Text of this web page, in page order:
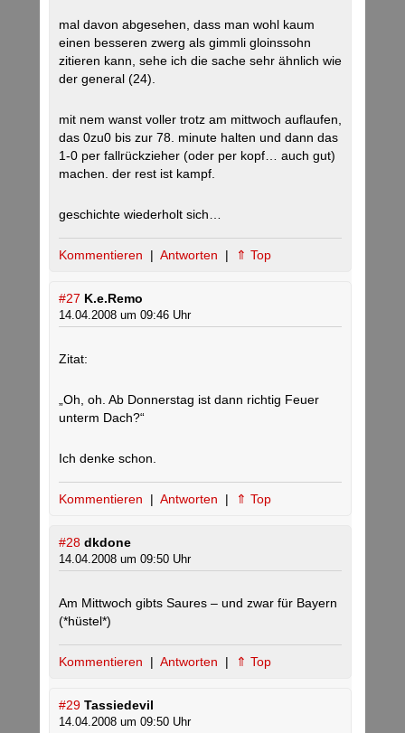
mal davon abgesehen, dass man wohl kaum
einen besseren zwerg als gimmli gloinssohn
zitieren kann, sehe ich die sache sehr ähnlich wie
der general (24).
mit nem wanst voller trotz am mittwoch auflaufen,
das 0zu0 bis zur 78. minute halten und dann das
1-0 per fallrückzieher (oder per kopf… auch gut)
machen. der rest ist kampf.
geschichte wiederholt sich…
Kommentieren | Antworten | ⇑ Top
#27 K.e.Remo
14.04.2008 um 09:46 Uhr
Zitat:
„Oh, oh. Ab Donnerstag ist dann richtig Feuer
unterm Dach?“
Ich denke schon.
Kommentieren | Antworten | ⇑ Top
#28 dkdone
14.04.2008 um 09:50 Uhr
Am Mittwoch gibts Saures – und zwar für Bayern
(*hüstel*)
Kommentieren | Antworten | ⇑ Top
#29 Tassiedevil
14.04.2008 um 09:50 Uhr